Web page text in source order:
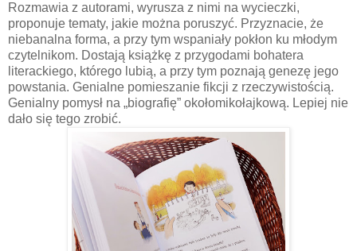
Rozmawia z autorami, wyrusza z nimi na wycieczki,
proponuje tematy, jakie można poruszyć. Przyznacie, że
niebanalna forma, a przy tym wspaniały pokłon ku młodym
czytelnikom. Dostają książkę z przygodami bohatera
literackiego, którego lubią, a przy tym poznają genezę jego
powstania. Genialne pomieszanie fikcji z rzeczywistością.
Genialny pomysł na „biografię” okołomikołajkową. Lepiej nie
dało się tego zrobić.